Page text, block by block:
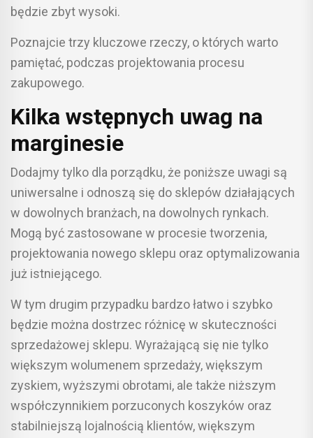
będzie zbyt wysoki.
Poznajcie trzy kluczowe rzeczy, o których warto
pamiętać, podczas projektowania procesu
zakupowego.
Kilka wstępnych uwag na
marginesie
Dodajmy tylko dla porządku, że poniższe uwagi są
uniwersalne i odnoszą się do sklepów działających
w dowolnych branżach, na dowolnych rynkach.
Mogą być zastosowane w procesie tworzenia,
projektowania nowego sklepu oraz optymalizowania
już istniejącego.
W tym drugim przypadku bardzo łatwo i szybko
będzie można dostrzec różnicę w skuteczności
sprzedażowej sklepu. Wyrażającą się nie tylko
większym wolumenem sprzedaży, większym
zyskiem, wyższymi obrotami, ale także niższym
współczynnikiem porzuconych koszyków oraz
stabilniejszą lojalnością klientów, większym